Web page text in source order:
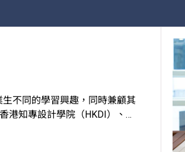
不同的學習興趣，同時兼顧其
港知專設計學院（HKDI）、香